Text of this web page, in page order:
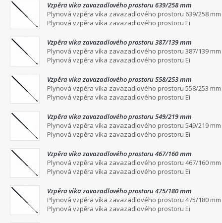
Vzpěra víka zavazadlového prostoru 639/258 mm
Plynová vzpěra víka zavazadlového prostoru 639/258 mm
Plynová vzpěra víka zavazadlového prostoru Ei
Vzpěra víka zavazadlového prostoru 387/139 mm
Plynová vzpěra víka zavazadlového prostoru 387/139 mm
Plynová vzpěra víka zavazadlového prostoru Ei
Vzpěra víka zavazadlového prostoru 558/253 mm
Plynová vzpěra víka zavazadlového prostoru 558/253 mm
Plynová vzpěra víka zavazadlového prostoru Ei
Vzpěra víka zavazadlového prostoru 549/219 mm
Plynová vzpěra víka zavazadlového prostoru 549/219 mm
Plynová vzpěra víka zavazadlového prostoru Ei
Vzpěra víka zavazadlového prostoru 467/160 mm
Plynová vzpěra víka zavazadlového prostoru 467/160 mm
Plynová vzpěra víka zavazadlového prostoru Ei
Vzpěra víka zavazadlového prostoru 475/180 mm
Plynová vzpěra víka zavazadlového prostoru 475/180 mm
Plynová vzpěra víka zavazadlového prostoru Ei